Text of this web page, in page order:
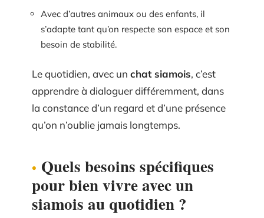
Avec d’autres animaux ou des enfants, il
s’adapte tant qu’on respecte son espace et son
besoin de stabilité.
Le quotidien, avec un chat siamois, c’est
apprendre à dialoguer différemment, dans
la constance d’un regard et d’une présence
qu’on n’oublie jamais longtemps.
Quels besoins spécifiques
pour bien vivre avec un
siamois au quotidien ?